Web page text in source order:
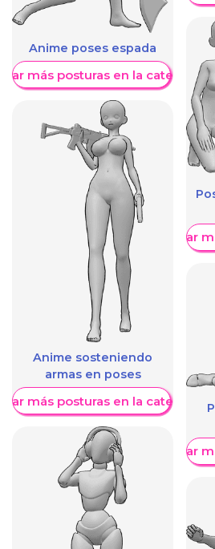
Anime poses espada
más posturas en la categoría
Anime sosteniendo
armas en poses
más posturas en la categoría
Mostrar
Mostrar